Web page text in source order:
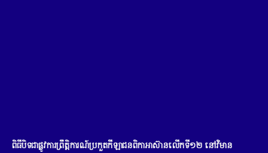
ពិធីបិទជាផ្លូវការព្រឹត្តិការណ៍ប្រកួតកីឡាជនពិកាអាស៊ានលើកទី១២ នៅវិមាន